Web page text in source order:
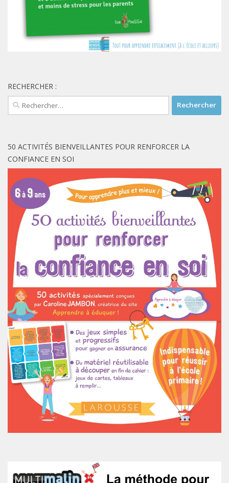
RECHERCHER :
Rechercher :
50 ACTIVITÉS BIENVEILLANTES POUR RENFORCER LA
CONFIANCE EN SOI